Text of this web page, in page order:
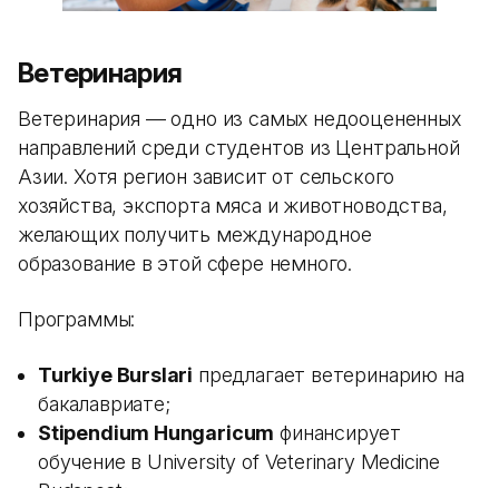
Ветеринария
Ветеринария — одно из самых недооцененных
направлений среди студентов из Центральной
Азии. Хотя регион зависит от сельского
хозяйства, экспорта мяса и животноводства,
желающих получить международное
образование в этой сфере немного.
Программы:
Turkiye Burslari предлагает ветеринарию на
бакалавриате;
Stipendium Hungaricum финансирует
обучение в University of Veterinary Medicine